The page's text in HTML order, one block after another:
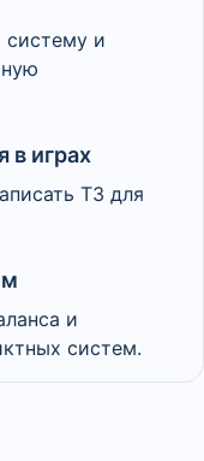
систему и
в играх
ТЗ для
и
систем.